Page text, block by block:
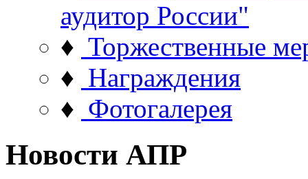
аудитор России"
♦ Торжественные
♦ Награждения
♦ Фотогалерея
Новости АПР